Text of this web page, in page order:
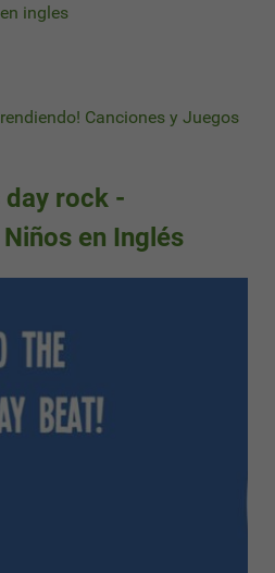
ingles
Canciones y Juegos
rock -
en Inglés